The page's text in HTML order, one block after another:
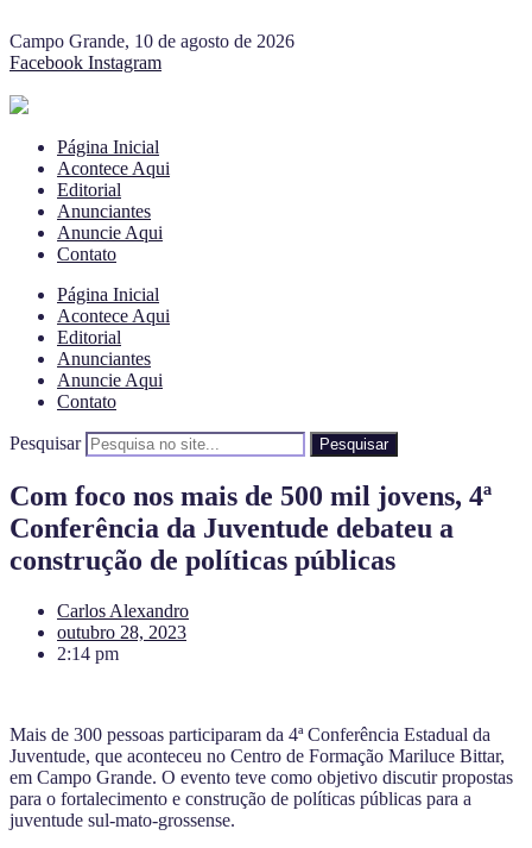
Campo Grande, 10 de agosto de 2026
Facebook Instagram
Página Inicial
Acontece Aqui
Editorial
Anunciantes
Anuncie Aqui
Contato
Página Inicial
Acontece Aqui
Editorial
Anunciantes
Anuncie Aqui
Contato
Pesquisar Pesquisar
Com foco nos mais de 500 mil jovens, 4ª
Conferência da Juventude debateu a
construção de políticas públicas
Carlos Alexandro
outubro 28, 2023
2:14 pm
Mais de 300 pessoas participaram da 4ª Conferência Estadual da
Juventude, que aconteceu no Centro de Formação Mariluce Bittar,
em Campo Grande. O evento teve como objetivo discutir propostas
para o fortalecimento e construção de políticas públicas para a
juventude sul-mato-grossense.